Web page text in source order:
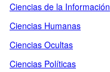
Ciencias de la Información
Ciencias Humanas
Ciencias Ocultas
Ciencias Políticas